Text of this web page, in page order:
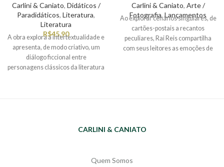
Carlini & Caniato, Didáticos /
Paradidáticos, Literatura,
Literatura
R$45,90
A obra explora a intertextualidade e
apresenta, de modo criativo, um
diálogo ficcional entre
personagens clássicos da literatura
deixar de lado os apelos da
subtrai tempo de vida das pessoas e
Carlini & Caniato, Arte /
Fotografia, Lançamentos
Ao explorar cenários singulares, de
cartões-postais a recantos
peculiares, Rai Reis compartilha
com seus leitores as emoções de
CARLINI & CANIATO
Quem Somos